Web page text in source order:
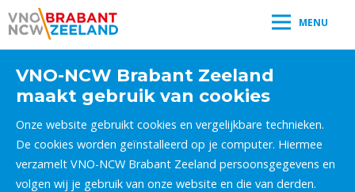
MENU
VNO-NCW Brabant Zeeland
maakt gebruik van cookies
Onze website gebruikt cookies en vergelijkbare technieken.
De cookies worden geïnstalleerd op je computer. Hiermee
verzamelt VNO-NCW Brabant Zeeland persoonsgegevens en
volgen wij je gebruik van onze website en die van derden.